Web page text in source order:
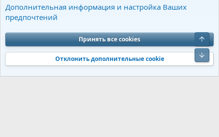
Cookies Charm by DCom
Обратная связь
Условия и правила
Политика конфиденциальности
Помощь
S
S
Community platform by XenForo® © 2010-2026 XenForo Ltd. Перевод от
Jumuro®|Media embeds via s9e/MediaSites
Дополнительная информация и настройка Ваших
предпочтений
Принять все cookies
Отклонить дополнительные cookie
Верх
Низ